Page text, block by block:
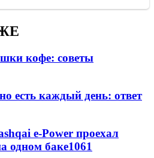
кофе: советы
есть каждый день: ответ
e-Power проехал
одном баке1061